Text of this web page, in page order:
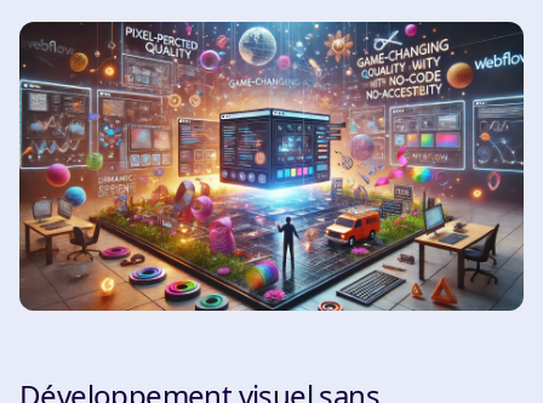
Développement visuel sans